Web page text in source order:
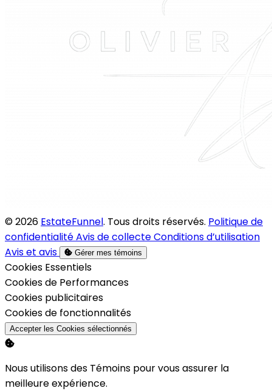
© 2026 EstateFunnel. Tous droits réservés. Politique de
confidentialitéAvis de collecteConditions d’utilisation
Avis et avis
Gérer mes témoins
Activer
Cookies Essentiels
Activer
Cookies de Performances
Activer
Cookies publicitaires
Activer
Cookies de fonctionnalités
Accepter les Cookies sélectionnés
Nous utilisons des Témoins pour vous assurer la
meilleure expérience.